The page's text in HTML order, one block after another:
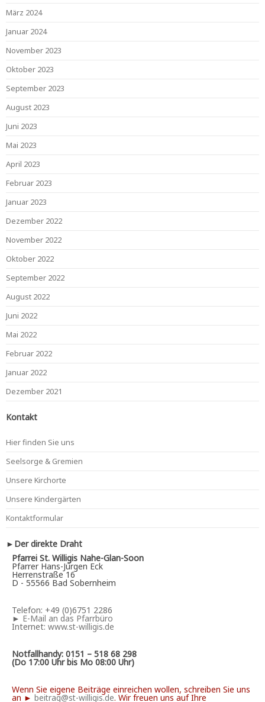
März 2024
Januar 2024
November 2023
Oktober 2023
September 2023
August 2023
Juni 2023
Mai 2023
April 2023
Februar 2023
Januar 2023
Dezember 2022
November 2022
Oktober 2022
September 2022
August 2022
Juni 2022
Mai 2022
Februar 2022
Januar 2022
Dezember 2021
Kontakt
Hier finden Sie uns
Seelsorge & Gremien
Unsere Kirchorte
Unsere Kindergärten
Kontaktformular
►Der direkte Draht
Pfarrei St. Willigis Nahe-Glan-Soon
Pfarrer Hans-Jürgen Eck
Herrenstraße 16
D - 55566 Bad Sobernheim
Telefon: +49 (0)6751 2286
► E-Mail an das Pfarrbüro
Internet: www.st-willigis.de
Notfallhandy: 0151 – 518 68 298
(Do 17:00 Uhr bis Mo 08:00 Uhr)
Wenn Sie eigene Beiträge einreichen wollen, schreiben Sie uns
an ► beitrag@st-willigis.de. Wir freuen uns auf Ihre